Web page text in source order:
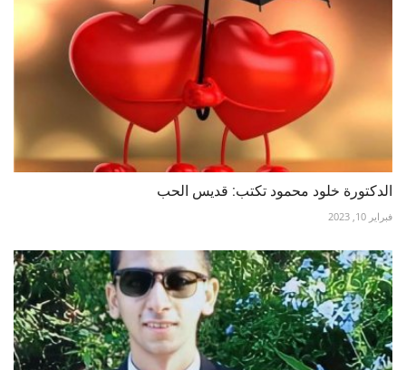
الدكتورة خلود محمود تكتب: قديس الحب
فبراير 10, 2023